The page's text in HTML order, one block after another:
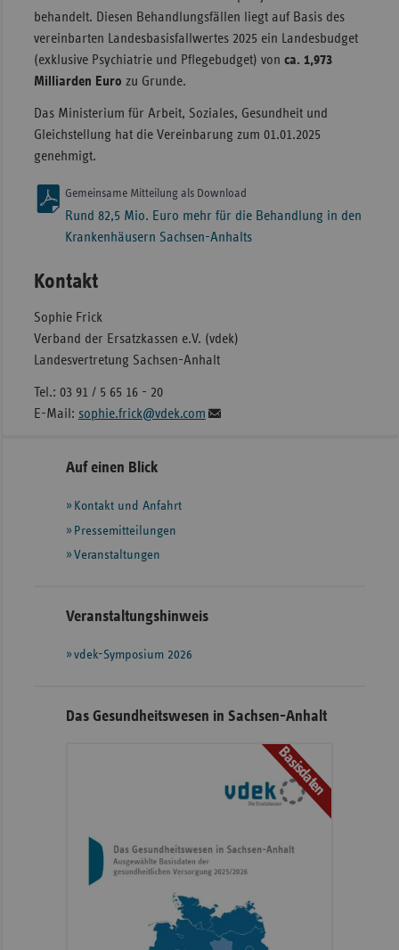
behandelt. Diesen Behandlungsfällen liegt auf Basis des
vereinbarten Landesbasisfallwertes 2025 ein Landesbudget
(exklusive Psychiatrie und Pflegebudget) von ca. 1,973
Milliarden Euro zu Grunde.
Das Ministerium für Arbeit, Soziales, Gesundheit und
Gleichstellung hat die Vereinbarung zum 01.01.2025
genehmigt.
Gemeinsame Mitteilung als Download
Rund 82,5 Mio. Euro mehr für die Behandlung in den
Krankenhäusern Sachsen-Anhalts
Kontakt
Sophie Frick
Verband der Ersatzkassen e.V. (vdek)
Landesvertretung Sachsen-Anhalt
Tel.: 03 91 / 5 65 16 - 20
E-Mail: sophie.frick@vdek.com
Seitennavigation
Seitenleiste
weiteren
Informationen
Auf einen Blick
Kontakt und Anfahrt
Pressemitteilungen
Veranstaltungen
Veranstaltungshinweis
vdek-Symposium 2026
Das Gesundheitswesen in Sachsen-Anhalt
Basisdaten